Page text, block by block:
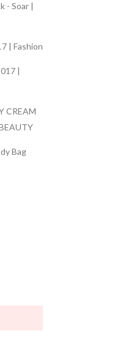
- Soar |
| Fashion
|
CREAM
Bag